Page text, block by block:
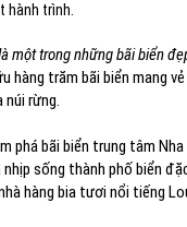
hành trình.
một trong những bãi biển
hàng trăm bãi biển mang
núi rừng.
phá bãi biển trung tâm
sống thành phố biển
hàng bia tươi nổi tiếng